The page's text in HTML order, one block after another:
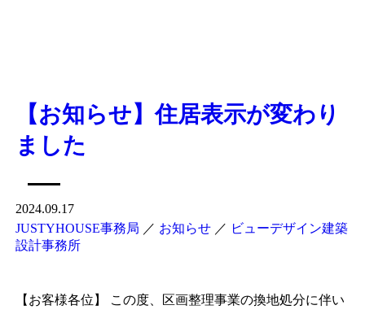
【お知らせ】住居表示が変わり
ました
2024.09.17
JUSTYHOUSE事務局 ／ お知らせ／ ビューデザイン建築
設計事務所
【お客様各位】 この度、区画整理事業の換地処分に伴い